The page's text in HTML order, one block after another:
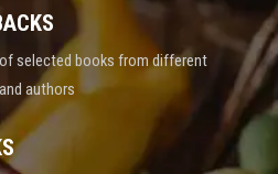
selected books from different
authors